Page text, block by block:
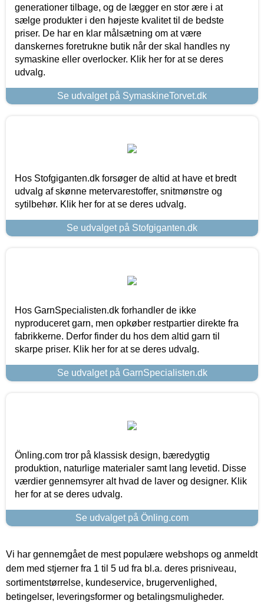
generationer tilbage, og de lægger en stor ære i at
sælge produkter i den højeste kvalitet til de bedste
priser. De har en klar målsætning om at være
danskernes foretrukne butik når der skal handles ny
symaskine eller overlocker. Klik her for at se deres
udvalg.
Se udvalget på SymaskineTorvet.dk
Hos Stofgiganten.dk forsøger de altid at have et bredt
udvalg af skønne metervarestoffer, snitmønstre og
sytilbehør. Klik her for at se deres udvalg.
Se udvalget på Stofgiganten.dk
Hos GarnSpecialisten.dk forhandler de ikke
nyproduceret garn, men opkøber restpartier direkte fra
fabrikkerne. Derfor finder du hos dem altid garn til
skarpe priser. Klik her for at se deres udvalg.
Se udvalget på GarnSpecialisten.dk
Önling.com tror på klassisk design, bæredygtig
produktion, naturlige materialer samt lang levetid. Disse
værdier gennemsyrer alt hvad de laver og designer. Klik
her for at se deres udvalg.
Se udvalget på Önling.com
Vi har gennemgået de mest populære webshops og anmeldt
dem med stjerner fra 1 til 5 ud fra bl.a. deres prisniveau,
sortimentstørrelse, kundeservice, brugervenlighed,
betingelser, leveringsformer og betalingsmuligheder.